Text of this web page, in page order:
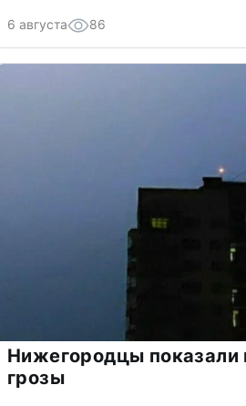
6 августа 86
Нижегородцы
грозы